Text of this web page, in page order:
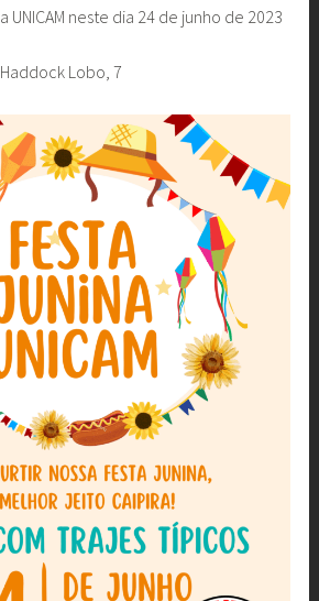
UNICAM neste dia 24 de junho de 2023
Haddock Lobo, 7